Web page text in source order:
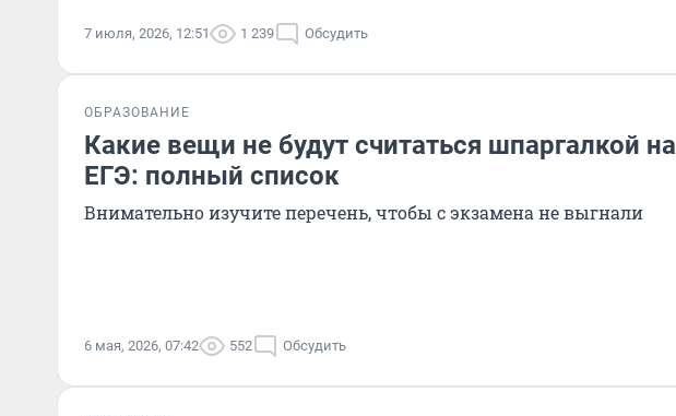
7 июля, 2026, 12:51 1 239 Обсудить
ОБРАЗОВАНИЕ
Какие вещи не будут считаться шпаргалкой на
ЕГЭ: полный список
Внимательно изучите перечень, чтобы с экзамена не выгнали
6 мая, 2026, 07:42 552 Обсудить